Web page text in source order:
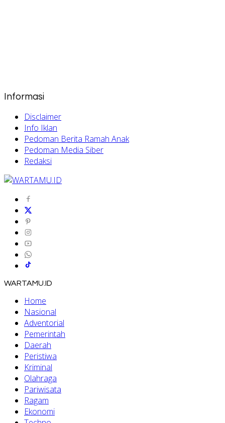
Informasi
Disclaimer
Info Iklan
Pedoman Berita Ramah Anak
Pedoman Media Siber
Redaksi
WARTAMU.ID
Home
Nasional
Adventorial
Pemerintah
Daerah
Peristiwa
Kriminal
Olahraga
Pariwisata
Ragam
Ekonomi